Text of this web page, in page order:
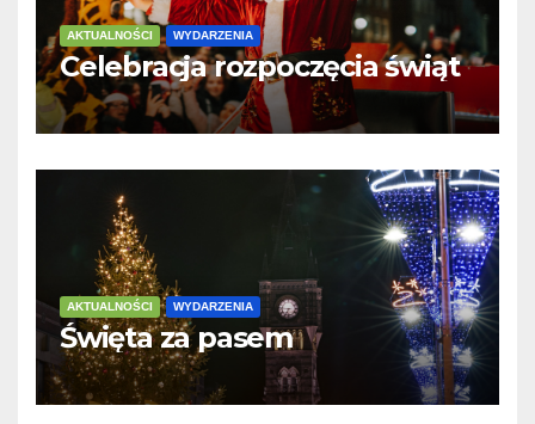
AKTUALNOŚCI WYDARZENIA
Celebracja rozpoczęcia świąt
AKTUALNOŚCI WYDARZENIA
Święta za pasem